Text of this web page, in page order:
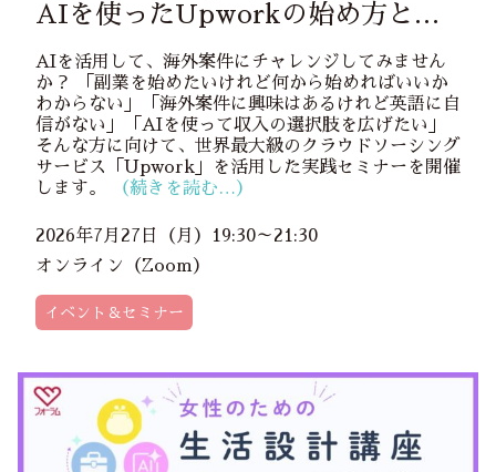
AIを使ったUpworkの始め方と初
収益までの完全攻略法
AIを活用して、海外案件にチャレンジしてみません
か？ 「副業を始めたいけれど何から始めればいいか
わからない」「海外案件に興味はあるけれど英語に自
信がない」「AIを使って収入の選択肢を広げたい」
そんな方に向けて、世界最大級のクラウドソーシング
サービス「Upwork」を活用した実践セミナーを開催
します。
（続きを読む…）
2026年7月27日（月）19:30～21:30
オンライン（Zoom）
イベント＆セミナー